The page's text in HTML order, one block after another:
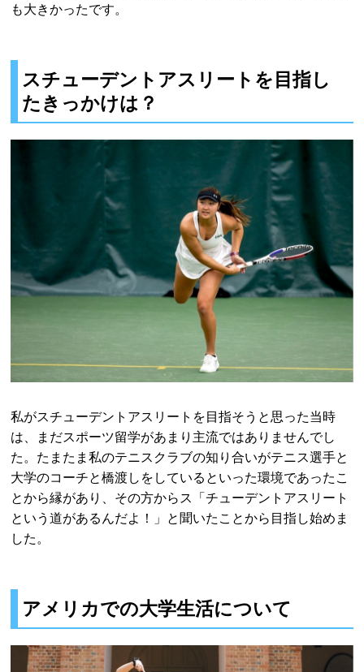
も大きかったです。
スチューデントアスリートを目指し
たきっかけは？
私がスチューデントアスリートを目指そうと思った当時
は、まだスポーツ留学があまり主流ではありませんでし
た。たまたま私のテニスクラブの知り合いがテニス選手と
大学のコーチと橋渡しをしているといった環境であったこ
とから縁があり、その方からス「チューデントアスリート
という道があるんだよ！」と聞いたことから目指し始めま
した。
アメリカでの大学生活について